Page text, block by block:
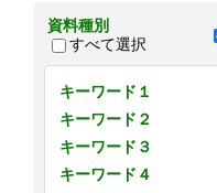
資料種別
すべて選択
キーワード１
キーワード２
キーワード３
キーワード４